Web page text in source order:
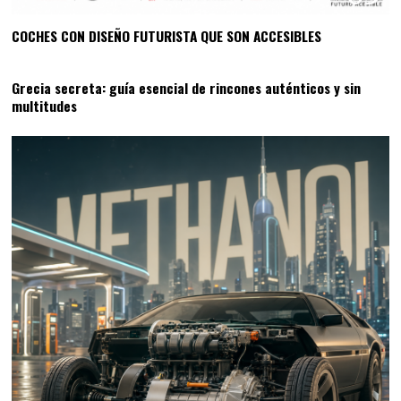
COCHES CON DISEÑO FUTURISTA QUE SON ACCESIBLES
Grecia secreta: guía esencial de rincones auténticos y sin
multitudes